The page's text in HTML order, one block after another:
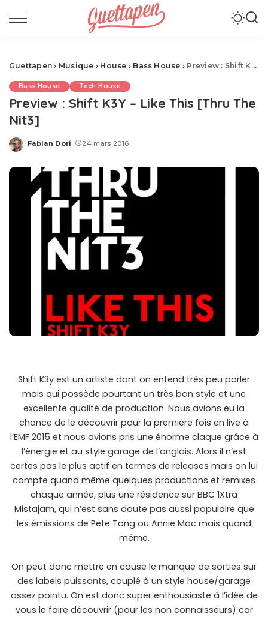
Guettapen › Musique › House › Bass House › Preview : Shift K3Y – Like This [Thru The Nit3]
Bass House Tech House
Preview : Shift K3Y – Like This [Thru The
Nit3]
Posted
Fabian Dori 24 mars 2016
Shift K3y est un artiste dont on entend très peu parler
mais qui possède pourtant un très bon style et une
excellente qualité de production. Nous avions eu la
chance de le découvrir pour la première fois en live à
l’EMF 2015 et nous avions pris une énorme claque grâce à
l’énergie et au style garage de l’anglais. Alors il n’est
certes pas le plus actif en termes de releases mais on lui
compte quand même quelques productions et remixes
chaque année, plus une résidence sur BBC 1Xtra
Mistajam, qui n’est sans doute pas aussi populaire que
les émissions de Pete Tong ou Annie Mac mais quand
même.
On peut donc mettre en cause le manque de sorties sur
des labels puissants, couplé à un style house/garage
assez pointu. On est donc super enthousiaste à l’idée de
vous le faire découvrir (pour les non connaisseurs) car